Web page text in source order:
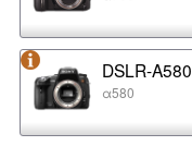
DSLR-A580
α580